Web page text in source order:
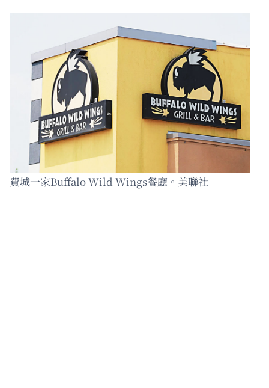
費城一家Buffalo Wild Wings餐廳。美聯社